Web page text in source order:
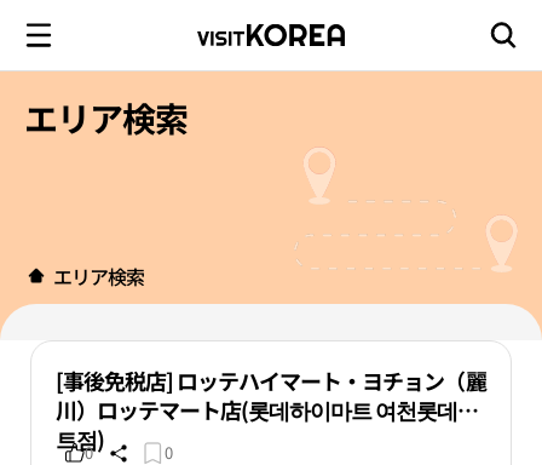
エリア検索
エリア検索
[事後免税店] ロッテハイマート・ヨチョン（麗
川）ロッテマート店(롯데하이마트 여천롯데마
트점)
0 0